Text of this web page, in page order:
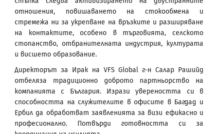
отношения, повишаването на стокообмена и
стремежа ни за укрепване на връзките и разширяване
на контактите, особено в търговията, селското
стопанство, отбранителната индустрия, културата
и висшето образование.
Директорът за Ирак на VFS Global г-н Салар Рашийд
отбеляза традиционно доброто партньорство на
компанията с България. Изрази увереността си в
способността на служителите в офисите в Багдад и
Ербил да обработват заявленията за визи ефикасно и
професионално. Потвърди готовността си за